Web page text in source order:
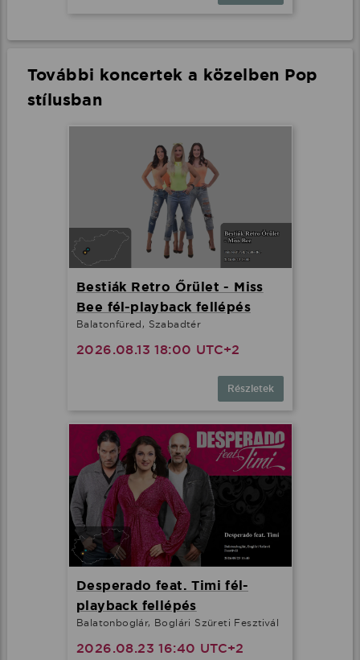
További koncertek a közelben Pop
stílusban
Bestiák Retro Őrület - Miss
Bee fél-playback fellépés
Balatonfüred, Szabadtér
2026.08.13 18:00 UTC+2
Részletek
Desperado feat. Timi fél-
playback fellépés
Balatonboglár, Boglári Szüreti Fesztivál
2026.08.23 16:40 UTC+2